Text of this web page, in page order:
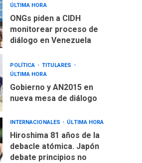
ÚLTIMA HORA
ONGs piden a CIDH
monitorear proceso de
diálogo en Venezuela
POLÍTICA
TITULARES
ÚLTIMA HORA
Gobierno y AN2015 en
nueva mesa de diálogo
INTERNACIONALES ÚLTIMA HORA
Hiroshima 81 años de la
debacle atómica. Japón
debate principios no